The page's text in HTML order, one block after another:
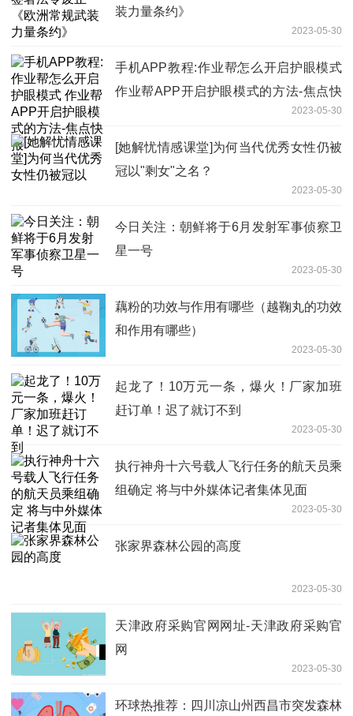
装力量条约》
2023-05-30
手机APP教程:作业帮怎么开启护眼模式
作业帮APP开启护眼模式的方法-焦点快
2023-05-30
[她解忧情感课堂]为何当代优秀女性仍被
冠以"剩女"之名？
2023-05-30
今日关注：朝鲜将于6月发射军事侦察卫
星一号
2023-05-30
藕粉的功效与作用有哪些（越鞠丸的功效
和作用有哪些）
2023-05-30
起龙了！10万元一条，爆火！厂家加班
赶订单！迟了就订不到
2023-05-30
执行神舟十六号载人飞行任务的航天员乘
组确定 将与中外媒体记者集体见面
2023-05-30
张家界森林公园的高度
2023-05-30
天津政府采购官网网址-天津政府采购官
网
2023-05-30
环球热推荐：四川凉山州西昌市突发森林